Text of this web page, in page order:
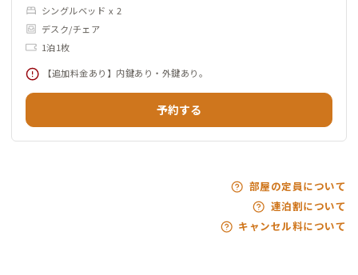
シングルベッド x 2
デスク/チェア
1泊1枚
【追加料金あり】内鍵あり・外鍵あり。
予約する
部屋の定員について
連泊割について
キャンセル料について